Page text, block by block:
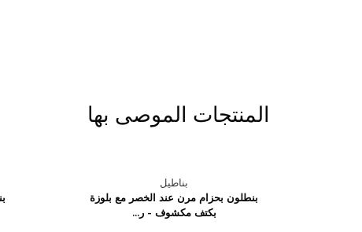
المنتجات الموصى بها
بناطيل
بنطلون بحزام مرن عند الخصر مع بلوزة
بكتف مكشوف - ر...